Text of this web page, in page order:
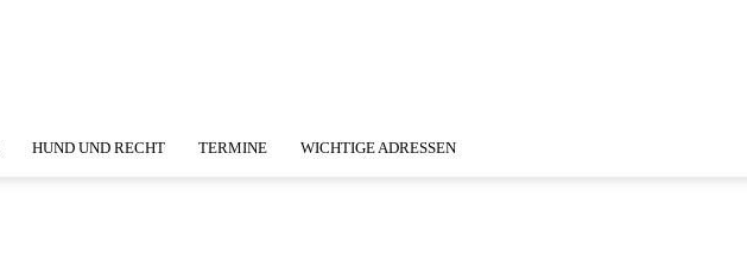
HUND UND RECHT TERMINE WICHTIGE ADRESSEN